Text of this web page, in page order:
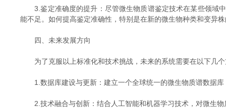
3.鉴定准确度的提升：尽管微生物质谱鉴定技术在某些领域中
能不足。如何提高鉴定准确性，特别是在新的微生物种类和变异
四、未来发展方向
为了克服以上标准化和技术挑战，未来的系统需要在以下几个
1.数据库建设与更新：建立一个全球统一的微生物质谱数据库
2.技术融合与创新：结合人工智能和机器学习技术，对微生物